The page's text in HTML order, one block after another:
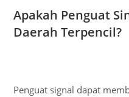
Apakah Penguat
Daerah Terpencil?
Penguat signal dapat